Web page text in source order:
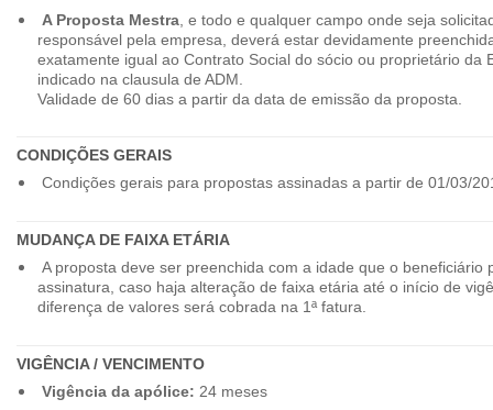
A Proposta Mestra, e todo e qualquer campo onde seja
responsável pela empresa, deverá estar devidamente
exatamente igual ao Contrato Social do sócio ou proprietário da
indicado na clausula de ADM.
Validade de 60 dias a partir da data de emissão da proposta.
CONDIÇÕES GERAIS
Condições gerais para propostas assinadas a partir de 01/03/
MUDANÇA DE FAIXA ETÁRIA
A proposta deve ser preenchida com a idade que o beneficiário
assinatura, caso haja alteração de faixa etária até o início de
diferença de valores será cobrada na 1ª fatura.
VIGÊNCIA / VENCIMENTO
Vigência da apólice: 24 meses